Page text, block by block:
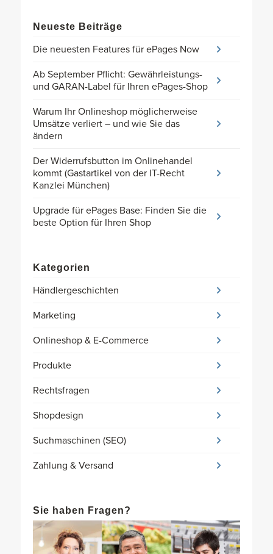
Neueste Beiträge
Die neuesten Features für ePages Now
Ab September Pflicht: Gewährleistungs-
und GARAN-Label für Ihren ePages-Shop
Warum Ihr Onlineshop möglicherweise
Umsätze verliert – und wie Sie das
ändern
Der Widerrufsbutton im Onlinehandel
kommt (Gastartikel von der IT-Recht
Kanzlei München)
Upgrade für ePages Base: Finden Sie die
beste Option für Ihren Shop
Kategorien
Händlergeschichten
Marketing
Onlineshop & E-Commerce
Produkte
Rechtsfragen
Shopdesign
Suchmaschinen (SEO)
Zahlung & Versand
Sie haben Fragen?